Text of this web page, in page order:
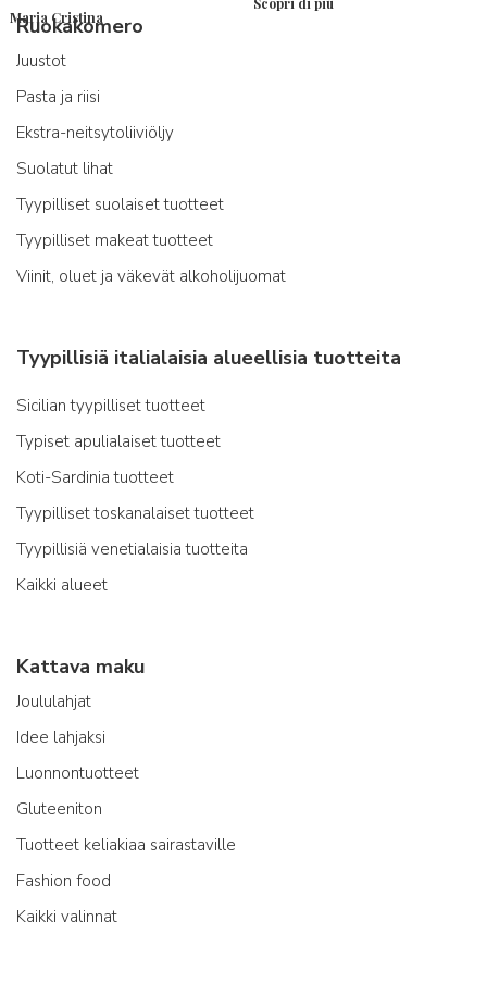
Maria Cristina
Ruokakomero
Juustot
Pasta ja riisi
Ekstra-neitsytoliiviöljy
Suolatut lihat
Tyypilliset suolaiset tuotteet
Tyypilliset makeat tuotteet
Viinit, oluet ja väkevät alkoholijuomat
Tyypillisiä italialaisia alueellisia tuotteita
Sicilian tyypilliset tuotteet
Typiset apulialaiset tuotteet
Koti-Sardinia tuotteet
Tyypilliset toskanalaiset tuotteet
Tyypillisiä venetialaisia tuotteita
Kaikki alueet
Kattava maku
Joululahjat
Idee lahjaksi
Luonnontuotteet
Gluteeniton
Tuotteet keliakiaa sairastaville
Fashion food
Kaikki valinnat